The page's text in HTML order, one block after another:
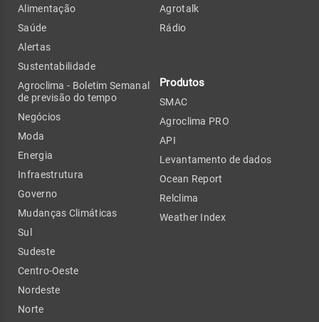
Alimentação
Saúde
Alertas
Sustentabilidade
Agroclima - Boletim Semanal
de previsão do tempo
Negócios
Moda
Energia
Infraestrutura
Governo
Mudanças Climáticas
Sul
Sudeste
Centro-Oeste
Nordeste
Norte
Agrotalk
Rádio
Produtos
SMAC
Agroclima PRO
API
Levantamento de dados
Ocean Report
Relclima
Weather Index